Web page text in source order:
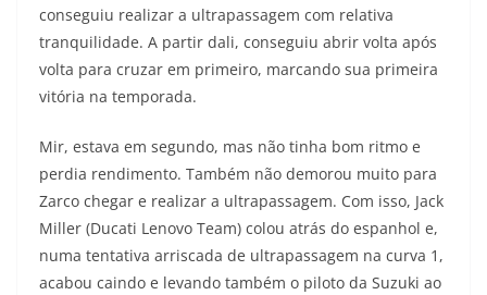
conseguiu realizar a ultrapassagem com relativa
tranquilidade. A partir dali, conseguiu abrir volta após
volta para cruzar em primeiro, marcando sua primeira
vitória na temporada.
Mir, estava em segundo, mas não tinha bom ritmo e
perdia rendimento. Também não demorou muito para
Zarco chegar e realizar a ultrapassagem. Com isso, Jack
Miller (Ducati Lenovo Team) colou atrás do espanhol e,
numa tentativa arriscada de ultrapassagem na curva 1,
acabou caindo e levando também o piloto da Suzuki ao